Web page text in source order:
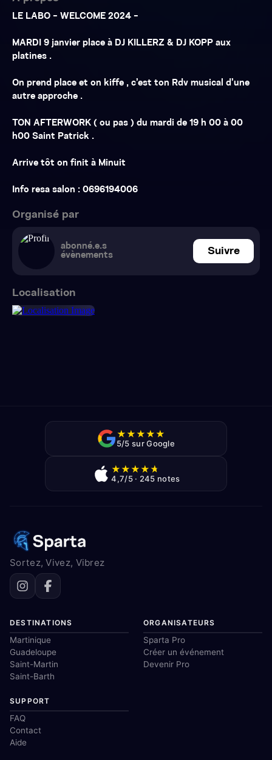
LE LABO - WELCOME 2024 -
MARDI 9 janvier place à DJ KILLERZ & DJ KOPP aux
platines .
On prend place et on kiffe , c’est ton Rdv musical d’une
autre approche .
TON AFTERWORK ( ou pas ) du mardi de 19 h 00 à 00
h00 Saint Patrick .
Arrive tôt on finit à Minuit
Info resa salon : 0696194006
Organisé par
abonné.e.s
évènements
Suivre
Localisation
★★★★★
5/5 sur Google
★★★★★
4,7/5 · 245 notes
Sortez, Vivez, Vibrez
DESTINATIONS
Martinique
Guadeloupe
Saint-Martin
Saint-Barth
ORGANISATEURS
Sparta Pro
Créer un événement
Devenir Pro
SUPPORT
FAQ
Contact
Aide